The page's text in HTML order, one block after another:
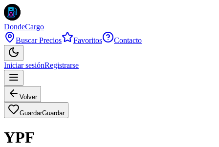
DondeCargo
Buscar Precios
Favoritos Contacto
Iniciar sesiónRegistrarse
Volver
GuardarGuardar
YPF